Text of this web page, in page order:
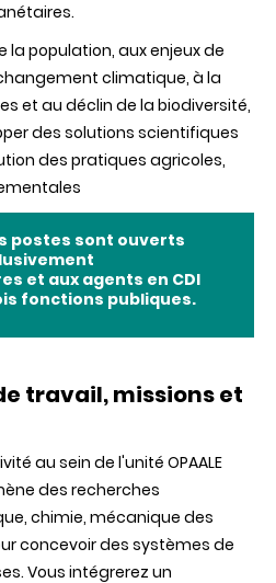
la population, aux enjeux de
climatique, à la
et au déclin de la biodiversité,
des solutions scientifiques
des pratiques agricoles,
postes sont ouverts
et aux agents en CDI
fonctions publiques.
travail, missions et
au sein de l'unité OPAALE
des recherches
chimie, mécanique des
concevoir des systèmes de
Vous intégrerez un